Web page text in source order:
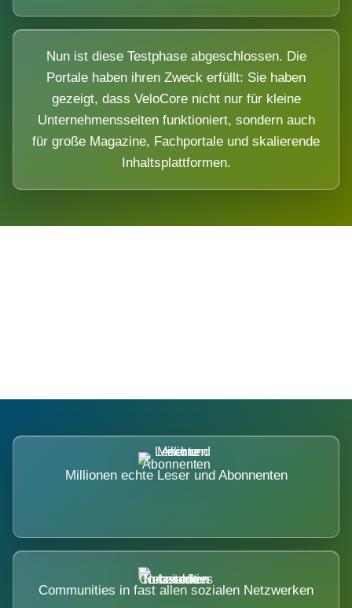
Nun ist diese Testphase abgeschlossen. Die
Portale haben ihren Zweck erfüllt: Sie haben
gezeigt, dass VeloCore nicht nur für kleine
Unternehmensseiten funktioniert, sondern auch
für große Magazine, Fachportale und skalierende
Inhaltsplattformen.
Millionen echte Leser und Abonnenten
Communities in fast allen sozialen Netzwerken